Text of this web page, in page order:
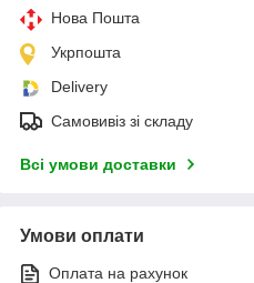
Нова Пошта
Укрпошта
Delivery
Самовивіз зі складу
Всі умови доставки
Умови оплати
Оплата на рахунок